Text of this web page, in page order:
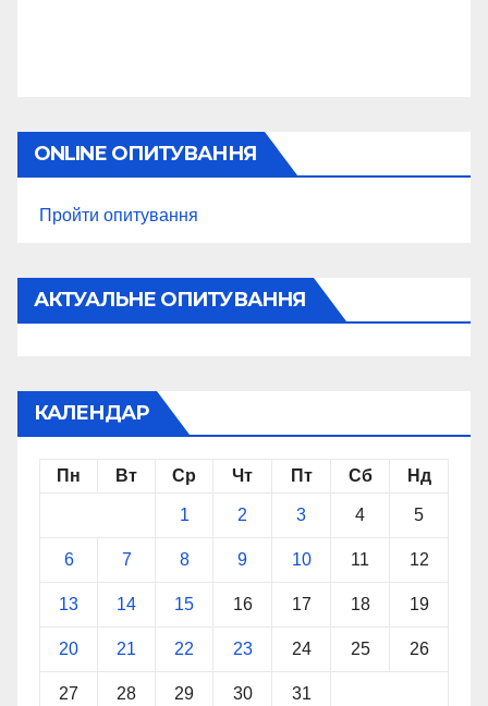
ONLINE ОПИТУВАННЯ
Пройти опитування
АКТУАЛЬНЕ ОПИТУВАННЯ
КАЛЕНДАР
Пн Вт Ср Чт Пт Сб Нд
1 2 3 4 5
6 7 8 9 10 11 12
13 14 15 16 17 18 19
20 21 22 23 24 25 26
27 28 29 30 31